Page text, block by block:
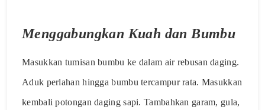
Menggabungkan Kuah dan Bumbu
Masukkan tumisan bumbu ke dalam air rebusan daging.
Aduk perlahan hingga bumbu tercampur rata. Masukkan
kembali potongan daging sapi. Tambahkan garam, gula,